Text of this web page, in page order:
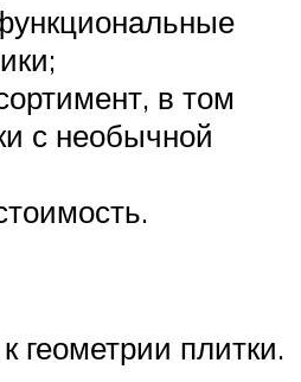
в том
с необычной
геометрии плитки.